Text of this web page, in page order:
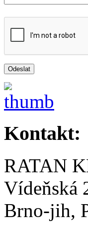
Kontakt:
RATAN
Vídeňská
Brno-jih,